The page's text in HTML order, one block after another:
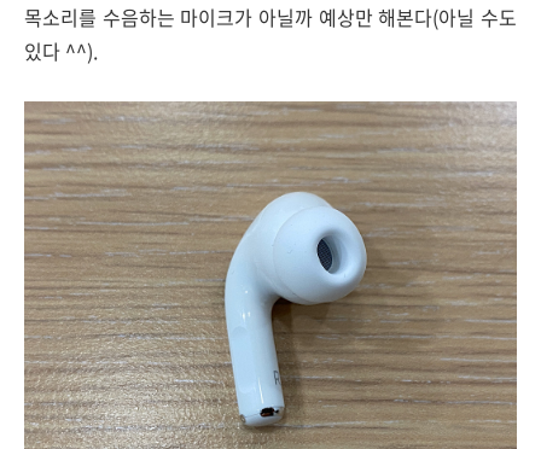
목소리를 수음하는 마이크가 아닐까 예상만 해본다(아닐 수도
있다 ^^).